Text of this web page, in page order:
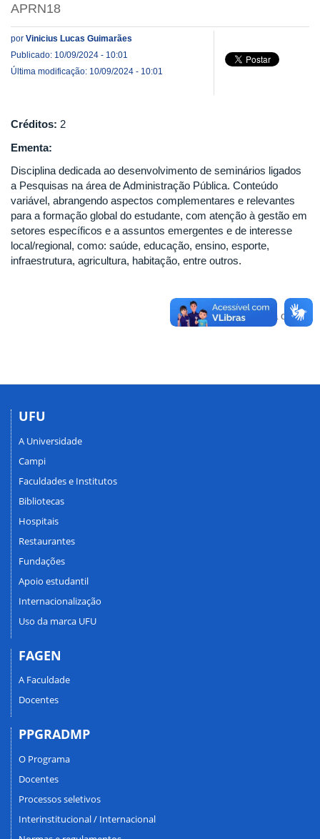
APRN18
por Vinicius Lucas Guimarães
Publicado: 10/09/2024 - 10:01
Última modificação: 10/09/2024 - 10:01
Créditos: 2
Ementa:
Disciplina dedicada ao desenvolvimento de seminários ligados
a Pesquisas na área de Administração Pública. Conteúdo
variável, abrangendo aspectos complementares e relevantes
para a formação global do estudante, com atenção à gestão em
setores específicos e a assuntos emergentes e de interesse
local/regional, como: saúde, educação, ensino, esporte,
infraestrutura, agricultura, habitação, entre outros.
Voltar para o topo
UFU
A Universidade
Campi
Faculdades e Institutos
Bibliotecas
Hospitais
Restaurantes
Fundações
Apoio estudantil
Internacionalização
Uso da marca UFU
FAGEN
A Faculdade
Docentes
PPGRADMP
O Programa
Docentes
Processos seletivos
Interinstitucional / Internacional